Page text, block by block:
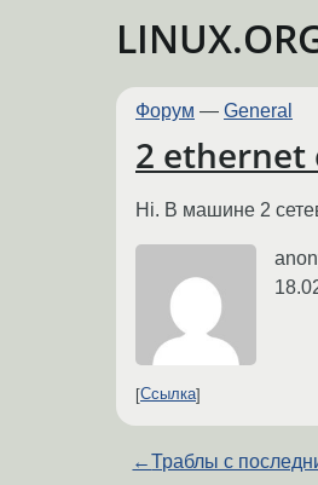
Форум — General
2 ethernet
Hi. В машине 2
Ссылка
←Траблы с